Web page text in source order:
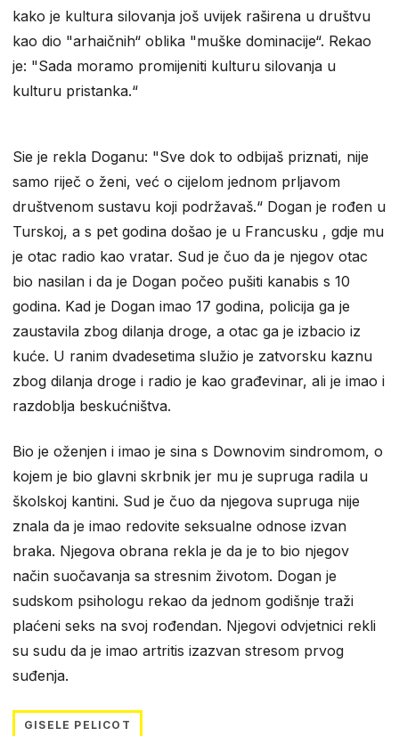
kako je kultura silovanja još uvijek raširena u društvu
kao dio "arhaičnih“ oblika "muške dominacije“. Rekao
je: "Sada moramo promijeniti kulturu silovanja u
kulturu pristanka.“
Sie je rekla Doganu: "Sve dok to odbijaš priznati, nije
samo riječ o ženi, već o cijelom jednom prljavom
društvenom sustavu koji podržavaš.“ Dogan je rođen u
Turskoj, a s pet godina došao je u Francusku , gdje mu
je otac radio kao vratar. Sud je čuo da je njegov otac
bio nasilan i da je Dogan počeo pušiti kanabis s 10
godina. Kad je Dogan imao 17 godina, policija ga je
zaustavila zbog dilanja droge, a otac ga je izbacio iz
kuće. U ranim dvadesetima služio je zatvorsku kaznu
zbog dilanja droge i radio je kao građevinar, ali je imao i
razdoblja beskućništva.
Bio je oženjen i imao je sina s Downovim sindromom, o
kojem je bio glavni skrbnik jer mu je supruga radila u
školskoj kantini. Sud je čuo da njegova supruga nije
znala da je imao redovite seksualne odnose izvan
braka. Njegova obrana rekla je da je to bio njegov
način suočavanja sa stresnim životom. Dogan je
sudskom psihologu rekao da jednom godišnje traži
plaćeni seks na svoj rođendan. Njegovi odvjetnici rekli
su sudu da je imao artritis izazvan stresom prvog
suđenja.
GISELE PELICOT